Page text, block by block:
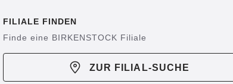
FILIALE FINDEN
Finde eine BIRKENSTOCK Filiale
ZUR FILIAL-SUCHE